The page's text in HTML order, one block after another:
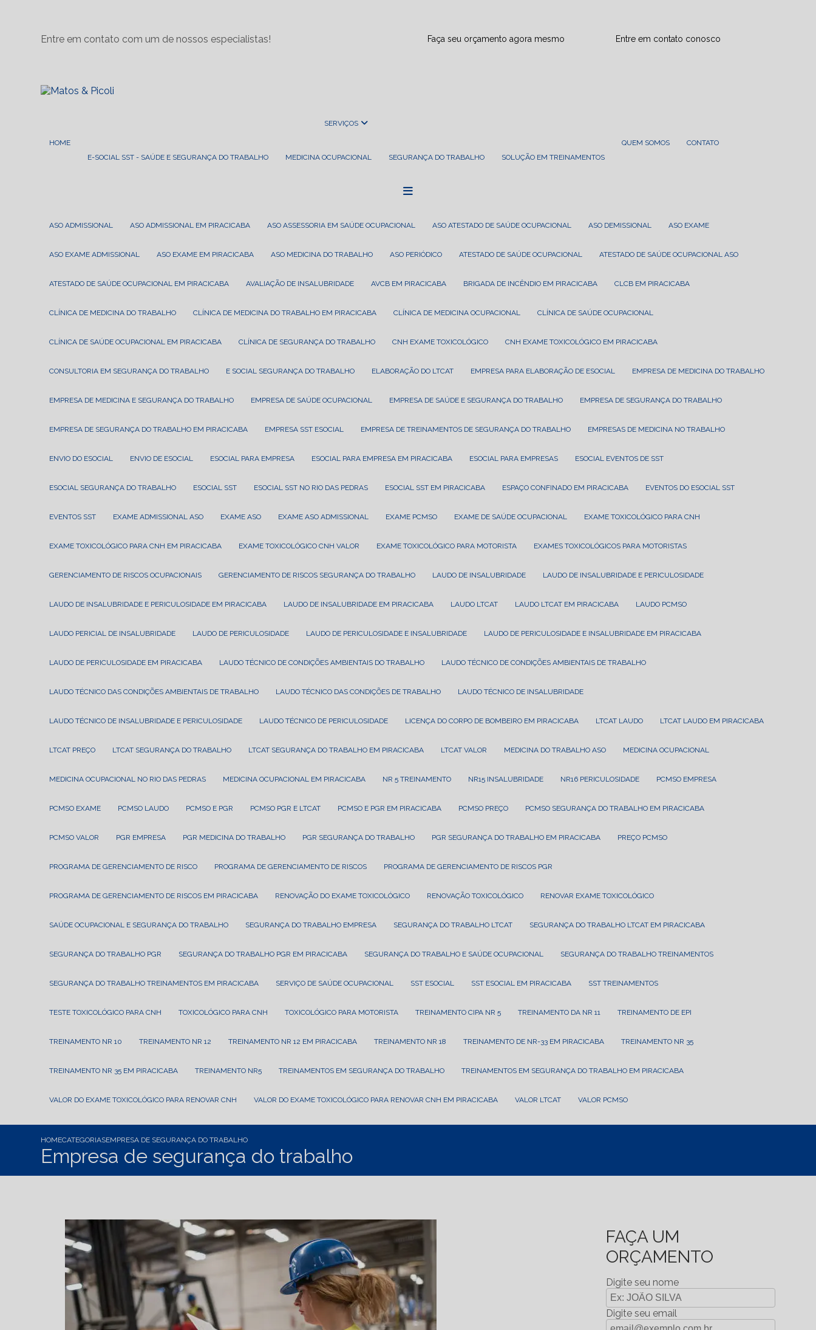
Entre em contato com um de nossos especialistas! Faça seu orçamento agora mesmo Entre em contato conosco
HOME
SERVIÇOS
E-SOCIAL SST - SAÚDE E SEGURANÇA DO TRABALHO MEDICINA OCUPACIONAL SEGURANÇA DO TRABALHO SOLUÇÃO EM TREINAMENTOS
QUEM SOMOS CONTATO
ASO ADMISSIONAL ASO ADMISSIONAL EM PIRACICABA ASO ASSESSORIA EM SAÚDE OCUPACIONAL ASO ATESTADO DE SAÚDE OCUPACIONAL ASO DEMISSIONAL ASO EXAME
ASO EXAME ADMISSIONAL ASO EXAME EM PIRACICABA ASO MEDICINA DO TRABALHO ASO PERIÓDICO ATESTADO DE SAÚDE OCUPACIONAL ATESTADO DE SAÚDE OCUPACIONAL ASO
ATESTADO DE SAÚDE OCUPACIONAL EM PIRACICABA AVALIAÇÃO DE INSALUBRIDADE AVCB EM PIRACICABA BRIGADA DE INCÊNDIO EM PIRACICABA CLCB EM PIRACICABA
CLÍNICA DE MEDICINA DO TRABALHO CLÍNICA DE MEDICINA DO TRABALHO EM PIRACICABA CLÍNICA DE MEDICINA OCUPACIONAL CLÍNICA DE SAÚDE OCUPACIONAL
CLÍNICA DE SAÚDE OCUPACIONAL EM PIRACICABA CLÍNICA DE SEGURANÇA DO TRABALHO CNH EXAME TOXICOLÓGICO CNH EXAME TOXICOLÓGICO EM PIRACICABA
CONSULTORIA EM SEGURANÇA DO TRABALHO E SOCIAL SEGURANÇA DO TRABALHO ELABORAÇÃO DO LTCAT EMPRESA PARA ELABORAÇÃO DE ESOCIAL EMPRESA DE MEDICINA DO TRABALHO
EMPRESA DE MEDICINA E SEGURANÇA DO TRABALHO EMPRESA DE SAÚDE OCUPACIONAL EMPRESA DE SAÚDE E SEGURANÇA DO TRABALHO EMPRESA DE SEGURANÇA DO TRABALHO
EMPRESA DE SEGURANÇA DO TRABALHO EM PIRACICABA EMPRESA SST ESOCIAL EMPRESA DE TREINAMENTOS DE SEGURANÇA DO TRABALHO EMPRESAS DE MEDICINA NO TRABALHO
ENVIO DO ESOCIAL ENVIO DE ESOCIAL ESOCIAL PARA EMPRESA ESOCIAL PARA EMPRESA EM PIRACICABA ESOCIAL PARA EMPRESAS ESOCIAL EVENTOS DE SST
ESOCIAL SEGURANÇA DO TRABALHO ESOCIAL SST ESOCIAL SST NO RIO DAS PEDRAS ESOCIAL SST EM PIRACICABA ESPAÇO CONFINADO EM PIRACICABA EVENTOS DO ESOCIAL SST
EVENTOS SST EXAME ADMISSIONAL ASO EXAME ASO EXAME ASO ADMISSIONAL EXAME PCMSO EXAME DE SAÚDE OCUPACIONAL EXAME TOXICOLÓGICO PARA CNH
EXAME TOXICOLÓGICO PARA CNH EM PIRACICABA EXAME TOXICOLÓGICO CNH VALOR EXAME TOXICOLÓGICO PARA MOTORISTA EXAMES TOXICOLÓGICOS PARA MOTORISTAS
GERENCIAMENTO DE RISCOS OCUPACIONAIS GERENCIAMENTO DE RISCOS SEGURANÇA DO TRABALHO LAUDO DE INSALUBRIDADE LAUDO DE INSALUBRIDADE E PERICULOSIDADE
LAUDO DE INSALUBRIDADE E PERICULOSIDADE EM PIRACICABA LAUDO DE INSALUBRIDADE EM PIRACICABA LAUDO LTCAT LAUDO LTCAT EM PIRACICABA LAUDO PCMSO
LAUDO PERICIAL DE INSALUBRIDADE LAUDO DE PERICULOSIDADE LAUDO DE PERICULOSIDADE E INSALUBRIDADE LAUDO DE PERICULOSIDADE E INSALUBRIDADE EM PIRACICABA
LAUDO DE PERICULOSIDADE EM PIRACICABA LAUDO TÉCNICO DE CONDIÇÕES AMBIENTAIS DO TRABALHO LAUDO TÉCNICO DE CONDIÇÕES AMBIENTAIS DE TRABALHO
LAUDO TÉCNICO DAS CONDIÇÕES AMBIENTAIS DE TRABALHO LAUDO TÉCNICO DAS CONDIÇÕES DE TRABALHO LAUDO TÉCNICO DE INSALUBRIDADE
LAUDO TÉCNICO DE INSALUBRIDADE E PERICULOSIDADE LAUDO TÉCNICO DE PERICULOSIDADE LICENÇA DO CORPO DE BOMBEIRO EM PIRACICABA LTCAT LAUDO LTCAT LAUDO EM PIRACICABA
LTCAT PREÇO LTCAT SEGURANÇA DO TRABALHO LTCAT SEGURANÇA DO TRABALHO EM PIRACICABA LTCAT VALOR MEDICINA DO TRABALHO ASO MEDICINA OCUPACIONAL
MEDICINA OCUPACIONAL NO RIO DAS PEDRAS MEDICINA OCUPACIONAL EM PIRACICABA NR 5 TREINAMENTO NR15 INSALUBRIDADE NR16 PERICULOSIDADE PCMSO EMPRESA
PCMSO EXAME PCMSO LAUDO PCMSO E PGR PCMSO PGR E LTCAT PCMSO E PGR EM PIRACICABA PCMSO PREÇO PCMSO SEGURANÇA DO TRABALHO EM PIRACICABA
PCMSO VALOR PGR EMPRESA PGR MEDICINA DO TRABALHO PGR SEGURANÇA DO TRABALHO PGR SEGURANÇA DO TRABALHO EM PIRACICABA PREÇO PCMSO
PROGRAMA DE GERENCIAMENTO DE RISCO PROGRAMA DE GERENCIAMENTO DE RISCOS PROGRAMA DE GERENCIAMENTO DE RISCOS PGR
PROGRAMA DE GERENCIAMENTO DE RISCOS EM PIRACICABA RENOVAÇÃO DO EXAME TOXICOLÓGICO RENOVAÇÃO TOXICOLÓGICO RENOVAR EXAME TOXICOLÓGICO
SAÚDE OCUPACIONAL E SEGURANÇA DO TRABALHO SEGURANÇA DO TRABALHO EMPRESA SEGURANÇA DO TRABALHO LTCAT SEGURANÇA DO TRABALHO LTCAT EM PIRACICABA
SEGURANÇA DO TRABALHO PGR SEGURANÇA DO TRABALHO PGR EM PIRACICABA SEGURANÇA DO TRABALHO E SAÚDE OCUPACIONAL SEGURANÇA DO TRABALHO TREINAMENTOS
SEGURANÇA DO TRABALHO TREINAMENTOS EM PIRACICABA SERVIÇO DE SAÚDE OCUPACIONAL SST ESOCIAL SST ESOCIAL EM PIRACICABA SST TREINAMENTOS
TESTE TOXICOLÓGICO PARA CNH TOXICOLÓGICO PARA CNH TOXICOLÓGICO PARA MOTORISTA TREINAMENTO CIPA NR 5 TREINAMENTO DA NR 11 TREINAMENTO DE EPI
TREINAMENTO NR 10 TREINAMENTO NR 12 TREINAMENTO NR 12 EM PIRACICABA TREINAMENTO NR 18 TREINAMENTO DE NR-33 EM PIRACICABA TREINAMENTO NR 35
TREINAMENTO NR 35 EM PIRACICABA TREINAMENTO NR5 TREINAMENTOS EM SEGURANÇA DO TRABALHO TREINAMENTOS EM SEGURANÇA DO TRABALHO EM PIRACICABA
VALOR DO EXAME TOXICOLÓGICO PARA RENOVAR CNH VALOR DO EXAME TOXICOLÓGICO PARA RENOVAR CNH EM PIRACICABA VALOR LTCAT VALOR PCMSO
HOMECATEGORIASEMPRESA DE SEGURANÇA DO TRABALHO
Empresa de segurança do trabalho
FAÇA UM
ORÇAMENTO
Digite seu nome
Digite seu email